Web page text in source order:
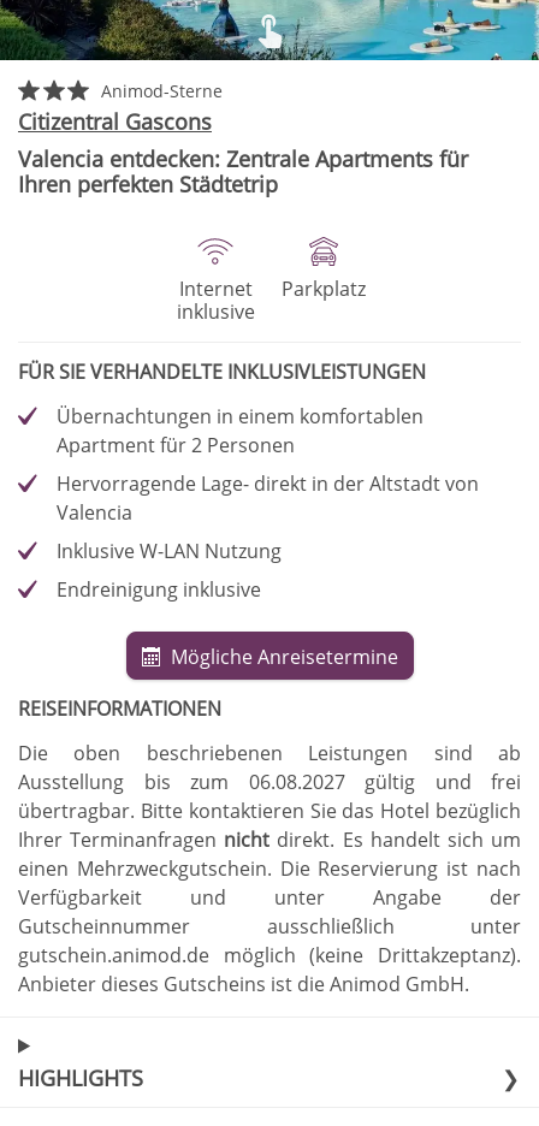
Animod-Sterne
Citizentral Gascons
Valencia entdecken: Zentrale Apartments für
Ihren perfekten Städtetrip
Internet
inklusive
Parkplatz
FÜR SIE VERHANDELTE INKLUSIVLEISTUNGEN
Übernachtungen in einem komfortablen
Apartment für 2 Personen
Hervorragende Lage- direkt in der Altstadt von
Valencia
Inklusive W-LAN Nutzung
Endreinigung inklusive
Mögliche Anreisetermine
REISEINFORMATIONEN
Die oben beschriebenen Leistungen sind ab
Ausstellung bis zum 06.08.2027 gültig und frei
übertragbar. Bitte kontaktieren Sie das Hotel bezüglich
Ihrer Terminanfragen nicht direkt. Es handelt sich um
einen Mehrzweckgutschein. Die Reservierung ist nach
Verfügbarkeit und unter Angabe der
Gutscheinnummer ausschließlich unter
gutschein.animod.de möglich (keine Drittakzeptanz).
Anbieter dieses Gutscheins ist die Animod GmbH.
HIGHLIGHTS ❯